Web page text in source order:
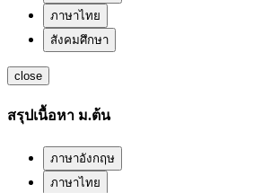
ภาษาไทย
สังคมศึกษา
close
สรุปเนื้อหา ม.ต้น
ภาษาอังกฤษ
ภาษาไทย